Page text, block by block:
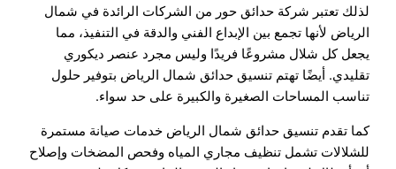
لذلك تعتبر شركة حدائق حور من الشركات الرائدة في شمال
الرياض لأنها تجمع بين الإبداع الفني والدقة في التنفيذ، مما
يجعل كل شلال مشروعًا فريدًا وليس مجرد عنصر ديكوري
تقليدي. أيضًا تهتم تنسيق حدائق شمال الرياض بتوفير حلول
تناسب المساحات الصغيرة والكبيرة على حد سواء.
كما تقدم تنسيق حدائق شمال الرياض خدمات صيانة مستمرة
للشلالات تشمل تنظيف مجاري المياه وفحص المضخات وإصلاح